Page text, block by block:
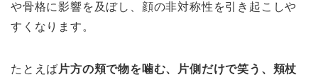
や骨格に影響を及ぼし、顔の非対称性を引き起こしや
すくなります。
たとえば 片方の頬で物を噛む、片側だけで笑う、頬杖